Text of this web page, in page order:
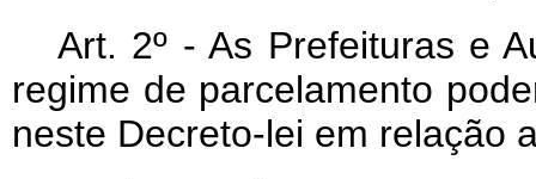
Art. 2º - As Prefeituras e
regime de parcelamento
neste Decreto-lei em relação